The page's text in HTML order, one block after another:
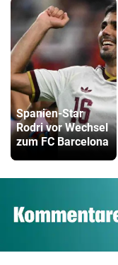
Spanien-Star
Rodri vor Wechsel
zum FC Barcelona